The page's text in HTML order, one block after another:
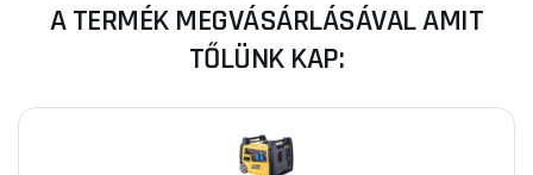
A TERMÉK MEGVÁSÁRLÁSÁVAL AMIT
TŐLÜNK KAP: